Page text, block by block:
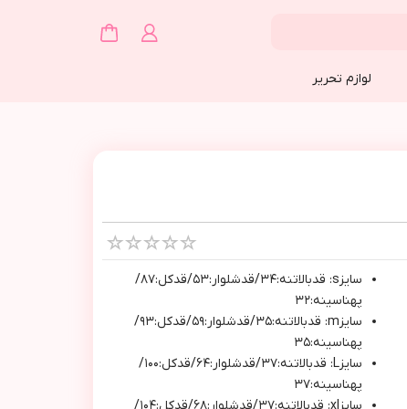
لوازم تحریر
سايزs: قدبالاتنه:٣٤/قدشلوار:٥٣/قدكل:٨٧/
پهناسينه:٣٢
سايزm: قدبالاتنه:٣٥/قدشلوار:٥٩/قدكل:٩٣/
پهناسينه:٣٥
سايزL: قدبالاتنه:٣٧/قدشلوار:٦٤/قدكل:١٠٠/
پهناسينه:٣٧